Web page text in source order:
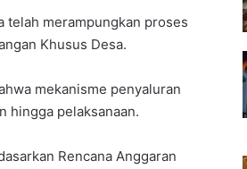
telah merampungkan proses
Khusus Desa.
mekanisme penyaluran
hingga pelaksanaan.
Rencana Anggaran